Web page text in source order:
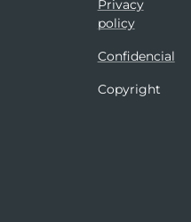
Privacy
policy
Confidencial
Copyright